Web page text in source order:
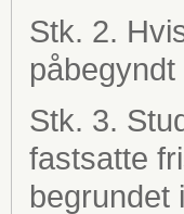
Stk. 2.
Stk. 3.
fastsatte
begrundet